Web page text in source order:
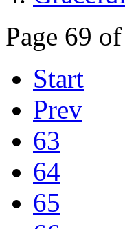
Page 69
Start
Prev
63
64
65